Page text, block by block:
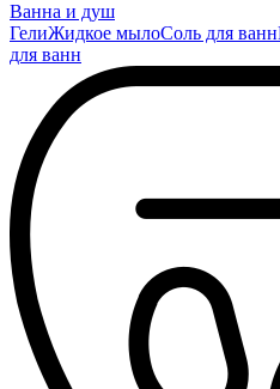
Ванна и душ
ГелиЖидкое мылоСоль для ванн
для ванн